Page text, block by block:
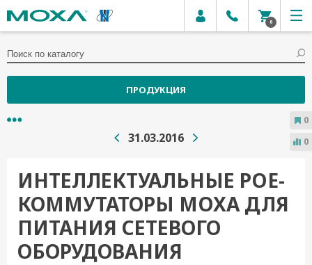
0
ПРОДУКЦИЯ
31.03.2016
ИНТЕЛЛЕКТУАЛЬНЫЕ POE-
КОММУТАТОРЫ MOXA ДЛЯ
ПИТАНИЯ СЕТЕВОГО
ОБОРУДОВАНИЯ
0
0